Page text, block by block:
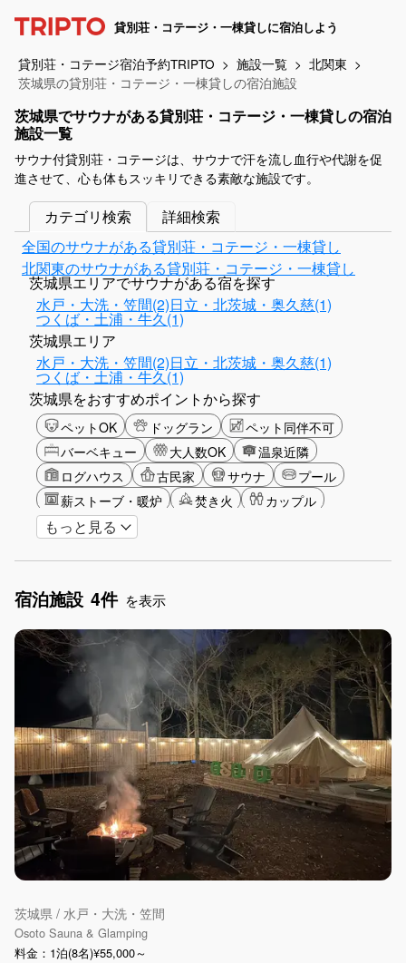
貸別荘・コテージ・一棟貸しに宿泊しよう
貸別荘・コテージ宿泊予約TRIPTO 施設一覧
北関東
茨城県の貸別荘・コテージ・一棟貸しの宿泊施設
茨城県でサウナがある貸別荘・コテージ・一棟貸しの宿泊
施設一覧
サウナ付貸別荘・コテージは、サウナで汗を流し血行や代謝を促
進させて、心も体もスッキリできる素敵な施設です。
カテゴリ検索
詳細検索
全国のサウナがある貸別荘・コテージ・一棟貸し
北関東のサウナがある貸別荘・コテージ・一棟貸し
茨城県エリアでサウナがある宿を探す
水戸・大洗・笠間(2)日立・北茨城・奥久慈(1)
つくば・土浦・牛久(1)
茨城県エリア
水戸・大洗・笠間(2)日立・北茨城・奥久慈(1)
つくば・土浦・牛久(1)
茨城県をおすすめポイントから探す
ペットOK ドッグラン
ペット同伴不可
バーベキュー
大人数OK
温泉近隣
ログハウス
古民家 サウナ
プール
薪ストーブ・暖炉
焚き火
カップル
大人限定
グリーンツーリズム
アメニティ
もっと見る
宿泊施設 4件 を表示
茨城県 / 水戸・大洗・笠間
Osoto Sauna & Glamping
料金：1泊(8名)¥55,000～